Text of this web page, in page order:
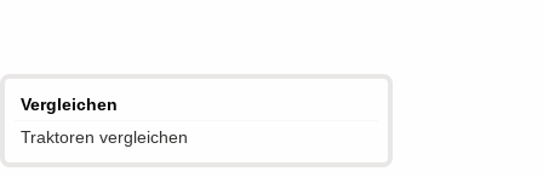
Vergleichen
Traktoren vergleichen